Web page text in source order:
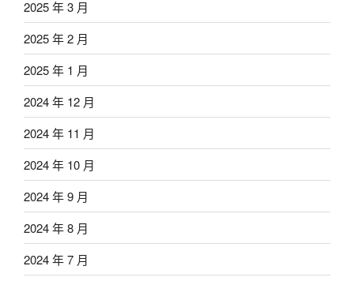
2025 年 3 月
2025 年 2 月
2025 年 1 月
2024 年 12 月
2024 年 11 月
2024 年 10 月
2024 年 9 月
2024 年 8 月
2024 年 7 月